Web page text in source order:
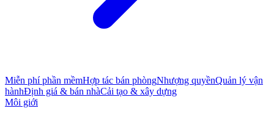
Miễn phí phần mềmHợp tác bán phòngNhượng quyềnQuản lý vận
hànhĐịnh giá & bán nhàCải tạo & xây dựng
Môi giới